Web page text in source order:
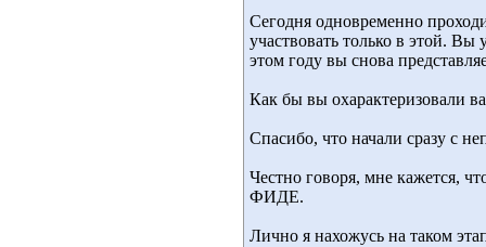
Сегодня одновременно
участвовать только в этой.
этом году вы снова
Как бы вы охарактеризовали
Спасибо, что начали сразу с
Честно говоря, мне кажется,
ФИДЕ.
Лично я нахожусь на таком